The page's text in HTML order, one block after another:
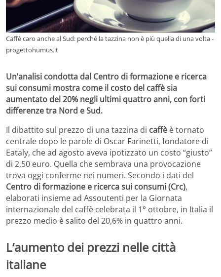
Caffè caro anche al Sud: perché la tazzina non è più quella di una volta -
progettohumus.it
Un’analisi condotta dal Centro di formazione e ricerca
sui consumi mostra come il costo del caffè sia
aumentato del 20% negli ultimi quattro anni, con forti
differenze tra Nord e Sud.
Il dibattito sul prezzo di una tazzina di caffè è tornato
centrale dopo le parole di Oscar Farinetti, fondatore di
Eataly, che ad agosto aveva ipotizzato un costo “giusto”
di 2,50 euro. Quella che sembrava una provocazione
trova oggi conferme nei numeri. Secondo i dati del
Centro di formazione e ricerca sui consumi (Crc),
elaborati insieme ad Assoutenti per la Giornata
internazionale del caffè celebrata il 1° ottobre, in Italia il
prezzo medio è salito del 20,6% in quattro anni.
L’aumento dei prezzi nelle città
italiane